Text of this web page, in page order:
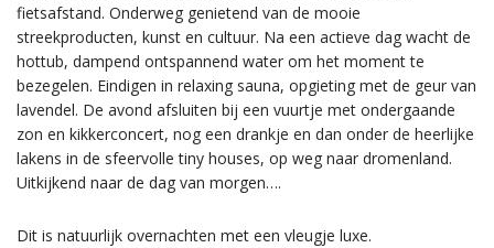
fietsafstand. Onderweg genietend van de mooie
streekproducten, kunst en cultuur. Na een actieve dag wacht de
hottub, dampend ontspannend water om het moment te
bezegelen. Eindigen in relaxing sauna, opgieting met de geur van
lavendel. De avond afsluiten bij een vuurtje met ondergaande
zon en kikkerconcert, nog een drankje en dan onder de heerlijke
lakens in de sfeervolle tiny houses, op weg naar dromenland.
Uitkijkend naar de dag van morgen….
Dit is natuurlijk overnachten met een vleugje luxe.